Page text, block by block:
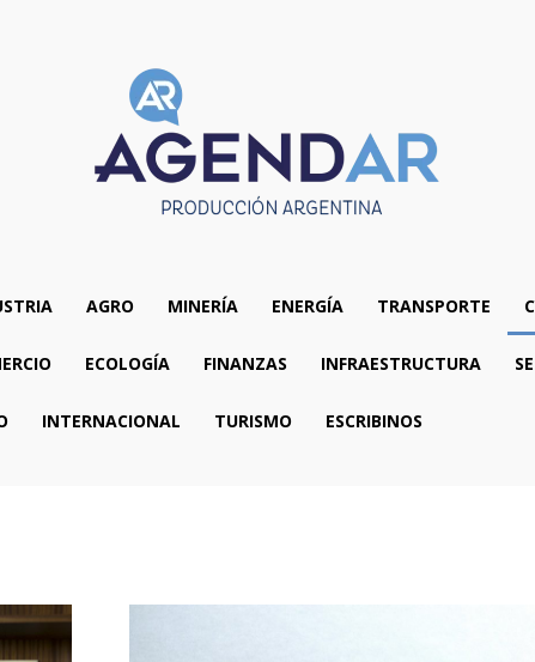
AGRO MINERÍA ENERGÍA TRANSPORTE
ECOLOGÍA FINANZAS INFRAESTRUCTURA
INTERNACIONAL TURISMO ESCRIBINOS